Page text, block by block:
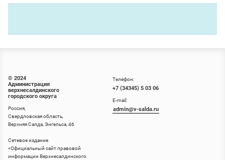
© 2024
Администрация
верхнесалдинского
городского округа
Россия,
Свердловская область,
Верхняя Салда, Энгельса, 46
Сетевое издание
«Официальный сайт правовой
информации Верхнесалдинского
Телефон:
+7 (34345) 5 03 06
E-mail:
admin@v-salda.ru